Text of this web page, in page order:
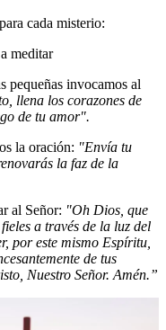
cada misterio:
meditar
pequeñas invocamos al
llena los corazones de
de tu amor".
la oración: "Envía tu
la faz de la
al Señor: "Oh Dios, que
a través de la luz del
por este mismo Espíritu,
de tus
Nuestro Señor. Amén.”